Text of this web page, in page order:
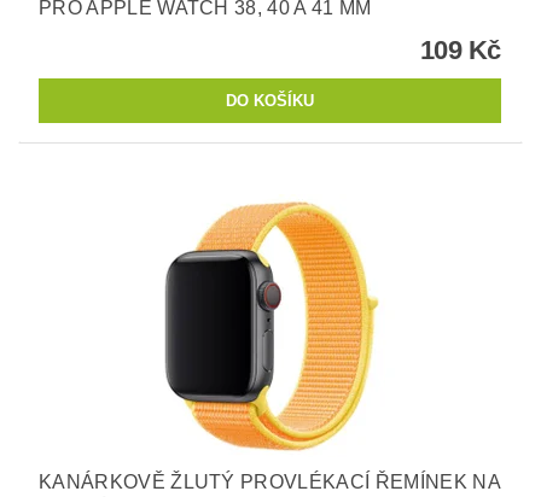
PRO APPLE WATCH 38, 40 A 41 MM
109 Kč
KANÁRKOVĚ ŽLUTÝ PROVLÉKACÍ ŘEMÍNEK NA